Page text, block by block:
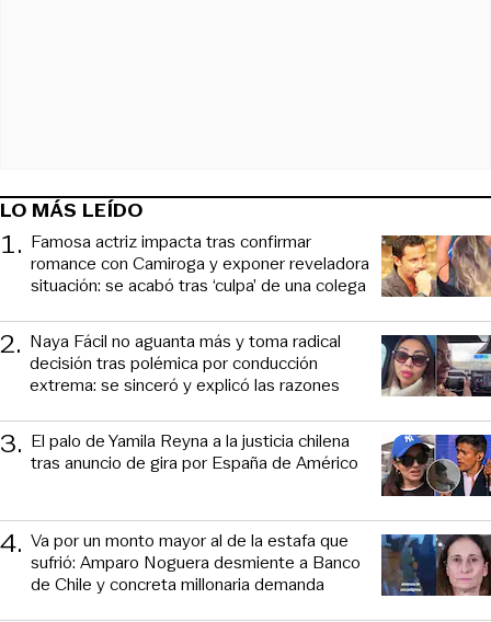
LO MÁS LEÍDO
1. Famosa actriz impacta tras confirmar
romance con Camiroga y exponer reveladora
situación: se acabó tras ‘culpa’ de una colega
2. Naya Fácil no aguanta más y toma radical
decisión tras polémica por conducción
extrema: se sinceró y explicó las razones
3. El palo de Yamila Reyna a la justicia chilena
tras anuncio de gira por España de Américo
4. Va por un monto mayor al de la estafa que
sufrió: Amparo Noguera desmiente a Banco
de Chile y concreta millonaria demanda